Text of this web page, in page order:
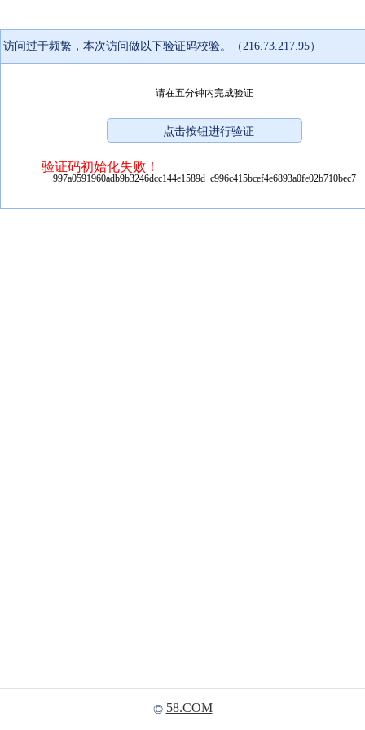
访问过于频繁，本次访问做以下验证码校验。（216.73.217.95）
请在五分钟内完成验证
验证码初始化失败！
997a0591960adb9b3246dcc144e1589d_c996c415bcef4e6893a0fe02b710bec7
© 58.COM